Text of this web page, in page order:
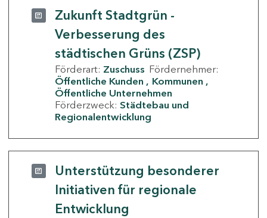
Zukunft Stadtgrün -
Verbesserung des
städtischen Grüns (ZSP)
Förderart: Zuschuss Fördernehmer:
Öffentliche Kunden
Kommunen
Öffentliche Unternehmen
Förderzweck: Städtebau und
Regionalentwicklung
Unterstützung besonderer
Initiativen für regionale
Entwicklung